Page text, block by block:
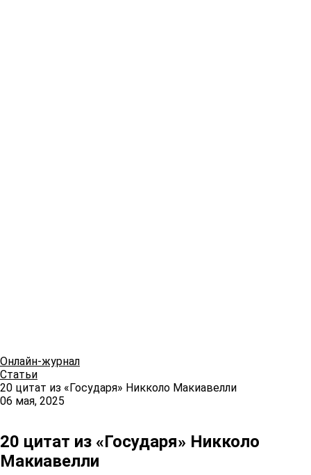
Онлайн-журнал
Статьи
20 цитат из «Государя» Никколо Макиавелли
06 мая, 2025
20 цитат из «Государя» Никколо
Макиавелли